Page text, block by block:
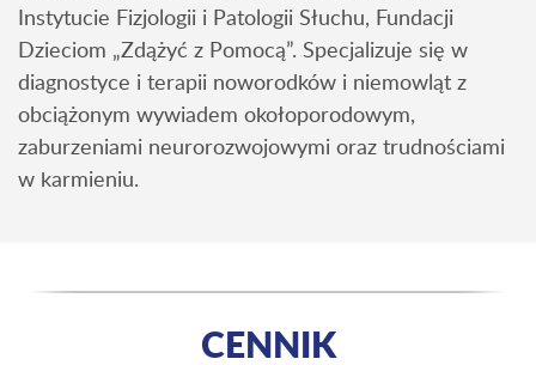
Instytucie Fizjologii i Patologii Słuchu, Fundacji
Dzieciom „Zdążyć z Pomocą”. Specjalizuje się w
diagnostyce i terapii noworodków i niemowląt z
obciążonym wywiadem okołoporodowym,
zaburzeniami neurorozwojowymi oraz trudnościami
w karmieniu.
CENNIK